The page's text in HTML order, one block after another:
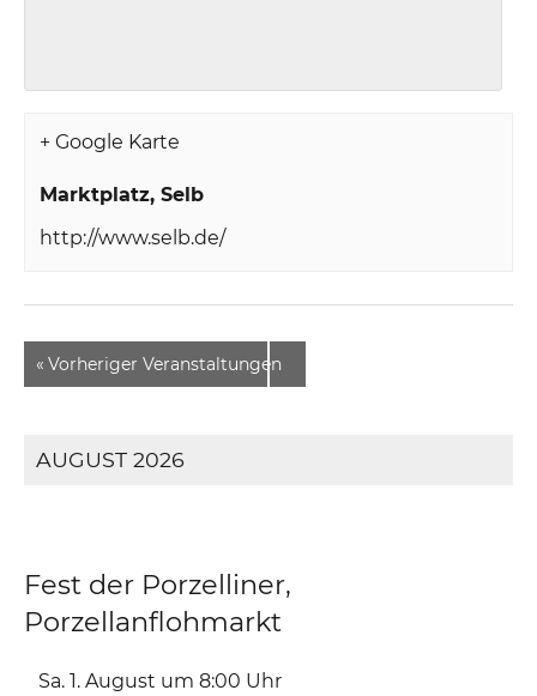
+ Google Karte
Marktplatz Selb
http://www.selb.de/
« Vorheriger Veranstaltungen
AUGUST 2026
Fest der Porzelliner,
Porzellanflohmarkt
Sa. 1. August um 8:00 Uhr